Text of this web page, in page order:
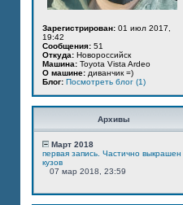
Зарегистрирован: 01 июл 2017,
19:42
Сообщения: 51
Откуда: Новороссийск
Машина: Toyota Vista Ardeo
О машине: диванчик =)
Блог: Посмотреть блог (1)
Архивы
Март 2018
первая запись. Частично выкрашен
кузов
07 мар 2018, 23:59